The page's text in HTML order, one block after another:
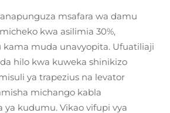
msafara wa damu
kwa asilimia 30%,
kama muda unavyopita. Ufuatiliaji
hilo kwa kuweka shinikizo
ya trapezius na levator
michango kabla
ya kudumu. Vikao vifupi vya